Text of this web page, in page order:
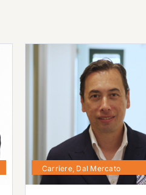
Carriere, Dal Mercato